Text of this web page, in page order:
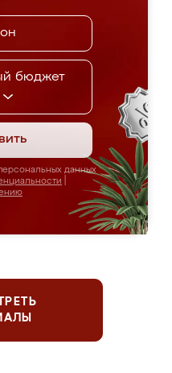
бюджет
данных